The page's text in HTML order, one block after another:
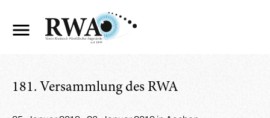
181. Versammlung des RWA